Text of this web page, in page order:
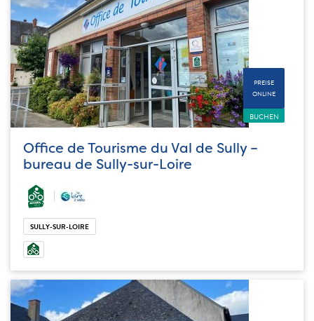
PREISE
ONLINE
BUCHEN
Office de Tourisme du Val de Sully –
bureau de Sully-sur-Loire
SULLY-SUR-LOIRE